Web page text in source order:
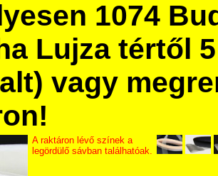
1074
Lujza tértől
vagy
A raktáron lévő színek a
legördülő sávban találhatóak.